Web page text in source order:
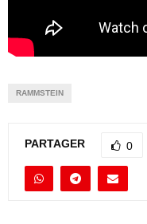
RAMMSTEIN
PARTAGER 0